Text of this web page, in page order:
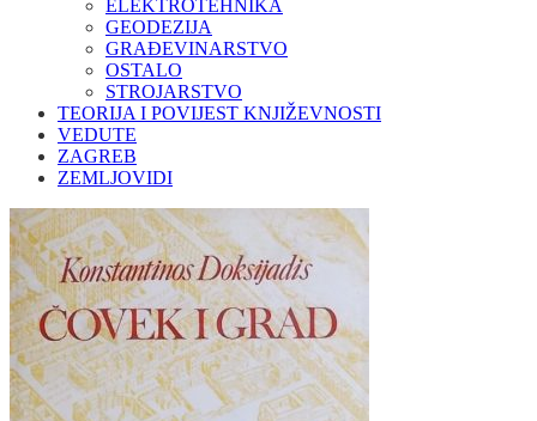
ELEKTROTEHNIKA
GEODEZIJA
GRAĐEVINARSTVO
OSTALO
STROJARSTVO
TEORIJA I POVIJEST KNJIŽEVNOSTI
VEDUTE
ZAGREB
ZEMLJOVIDI